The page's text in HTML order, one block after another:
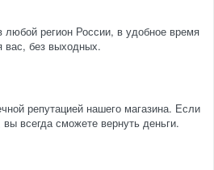
любой регион России, в удобное время
вас, без выходных.
репутацией нашего магазина. Если
вы всегда сможете вернуть деньги.